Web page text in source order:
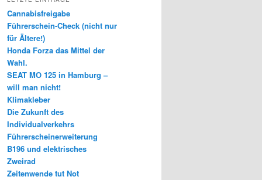
Cannabisfreigabe
Führerschein-Check (nicht nur
für Ältere!)
Honda Forza das Mittel der
Wahl.
SEAT MO 125 in Hamburg –
will man nicht!
Klimakleber
Die Zukunft des
Individualverkehrs
Führerscheinerweiterung
B196 und elektrisches
Zweirad
Zeitenwende tut Not